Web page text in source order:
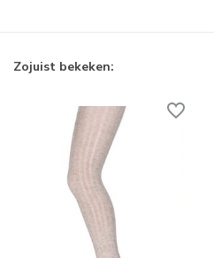
Zojuist bekeken: